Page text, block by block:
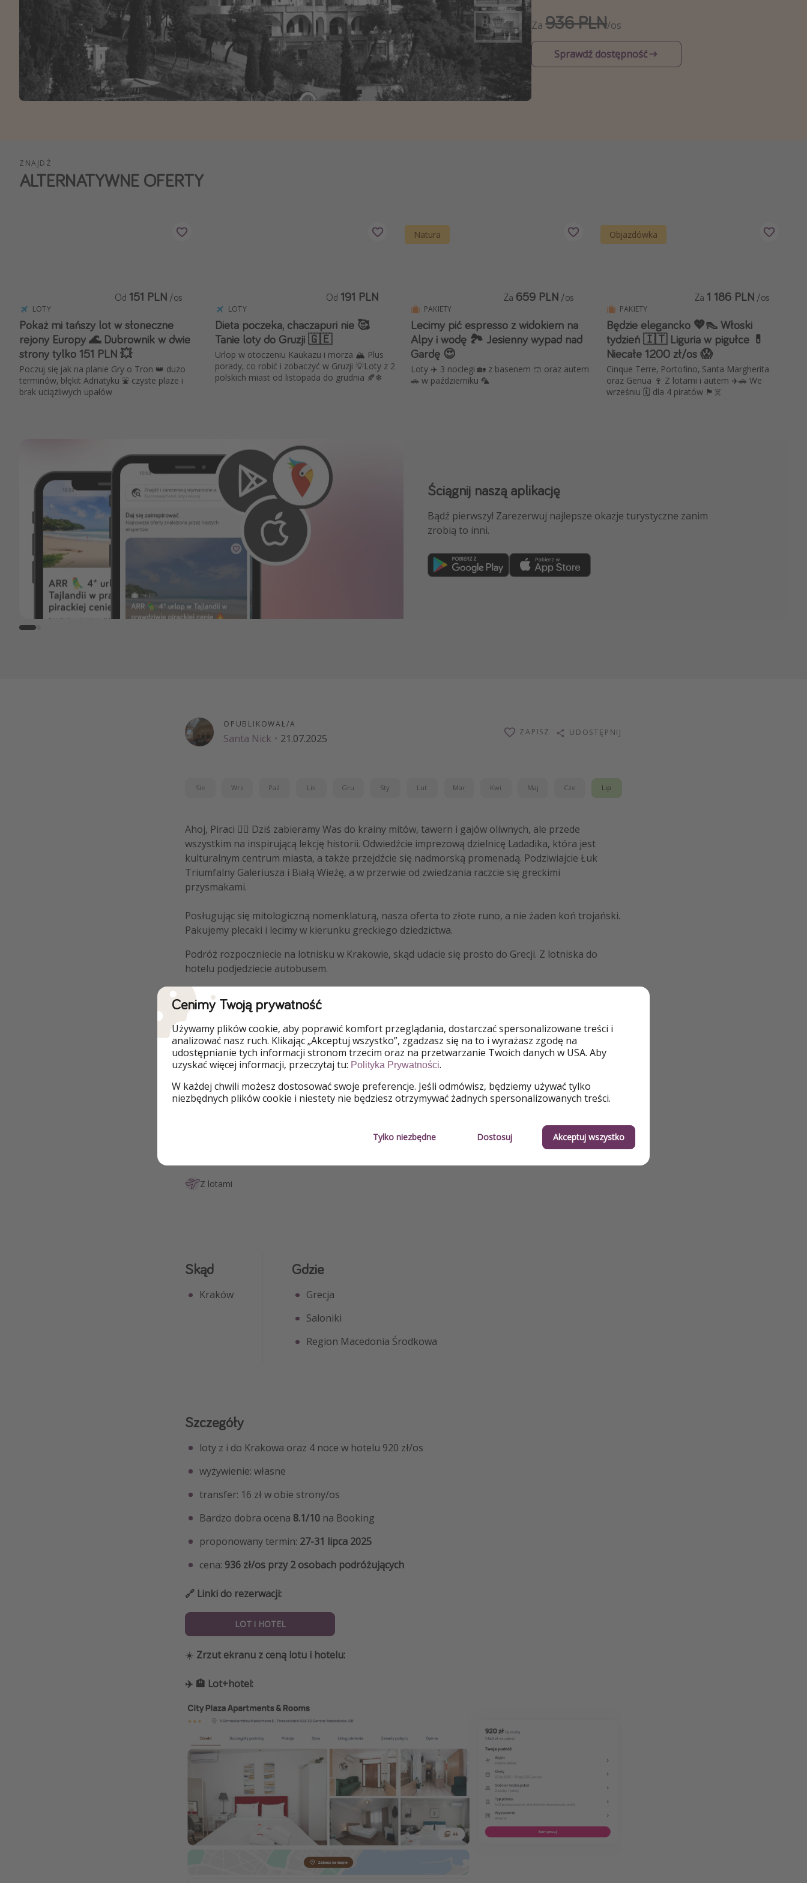
Wszystkie
Za936 PLN/os
Sprawdź dostępność
ZNAJDŹ
ALTERNATYWNE OFERTY
LOTY
Pokaż mi tańszy lot w słoneczne
rejony Europy 🌊 Dubrownik w dwie
strony tylko 151 PLN 💥
Poczuj się jak na planie Gry o Tron 👑 dużo
terminów, błękit Adriatyku ⛲ czyste plaże i
brak uciążliwych upałów
Od 151 PLN /os
LOTY
Dieta poczeka, chaczapuri nie 🥰
Tanie loty do Gruzji 🇬🇪
Urlop w otoczeniu Kaukazu i morza 🏔️ Plus
porady, co robić i zobaczyć w Gruzji 💡Loty z 2
polskich miast od listopada do grudnia 🍂❄
Od 191 PLN
Natura
PAKIETY
Lecimy pić espresso z widokiem na
Alpy i wodę 🏞️ Jesienny wypad nad
Gardę 😍
Loty ✈️ 3 noclegi 🏡 z basenem 🩳 oraz autem
🚗 w październiku 🦜
Za 659 PLN /os
Objazdówka
PAKIETY
Będzie elegancko 💖👠 Włoski
tydzień 🇮🇹 Liguria w pigułce 💊
Niecałe 1200 zł/os 😱
Cinque Terre, Portofino, Santa Margherita
oraz Genua 🍷 Z lotami i autem ✈️🚗 We
wrześniu 🗓️ dla 4 piratów 🏴‍☠️
Za 1 186 PLN /os
Ściągnij naszą aplikację
Bądź pierwszy! Zarezerwuj najlepsze okazje turystyczne zanim
zrobią to inni.
Dołącz do naszego kanału na WhatsApp
NAJLEPSZE oferty podróżnicze, porady ekspertów i wiele więcej!
Dołącz teraz
OPUBLIKOWAŁ/A
Santa Nick · 21.07.2025
ZAPISZ UDOSTĘPNIJ
Sie Wrz Paź Lis Gru Sty Lut Mar Kwi Maj Cze Lip
Ahoj, Piraci 🏴‍☠️ Dziś zabieramy Was do krainy mitów, tawern i gajów oliwnych, ale przede
wszystkim na inspirującą lekcję historii. Odwiedźcie imprezową dzielnicę Ladadika, która jest
kulturalnym centrum miasta, a także przejdźcie się nadmorską promenadą. Podziwiajcie Łuk
Triumfalny Galeriusza i Białą Wieżę, a w przerwie od zwiedzania raczcie się greckimi
przysmakami.
Posługując się mitologiczną nomenklaturą, nasza oferta to złote runo, a nie żaden koń trojański.
Pakujemy plecaki i lecimy w kierunku greckiego dziedzictwa.
Podróż rozpoczniecie na lotnisku w Krakowie, skąd udacie się prosto do Grecji. Z lotniska do
hotelu podjedziecie autobusem.
Ugości Was jeden z apartamentów z
atrakcje i lokalne tawerny będą w zasięgu ręki.
🦜 Najlepsze oferty podróżnicze prosto na Twój telefon -ściągnij aplikacjęWakacyjniPiraci!
Z lotami
Skąd
Kraków
Gdzie
Grecja
Saloniki
Region Macedonia Środkowa
Szczegóły
loty z i do Krakowa oraz 4 noce w hotelu 920 zł/os
wyżywienie: własne
transfer: 16 zł w obie strony/os
Bardzo dobra ocena 8.1/10 na Booking
proponowany termin: 27-31 lipca 2025
cena: 936 zł/os przy 2 osobach podróżujących
🔗 Linki do rezerwacji:
LOT i HOTEL
☀️ Zrzut ekranu z ceną lotu i hotelu:
✈️ 🏨 Lot+hotel:
Cenimy Twoją prywatność
Używamy plików cookie, aby poprawić komfort przeglądania, dostarczać spersonalizowane treści i
analizować nasz ruch. Klikając „Akceptuj wszystko”, zgadzasz się na to i wyrażasz zgodę na
udostępnianie tych informacji stronom trzecim oraz na przetwarzanie Twoich danych w USA. Aby
uzyskać więcej informacji, przeczytaj tu: Polityka Prywatności.
W każdej chwili możesz dostosować swoje preferencje. Jeśli odmówisz, będziemy używać tylko
niezbędnych plików cookie i niestety nie będziesz otrzymywać żadnych spersonalizowanych treści.
Tylko niezbędne Dostosuj Akceptuj wszystko